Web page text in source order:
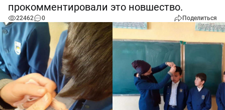
прокомментировали это новшество.
22462 0 Поделиться